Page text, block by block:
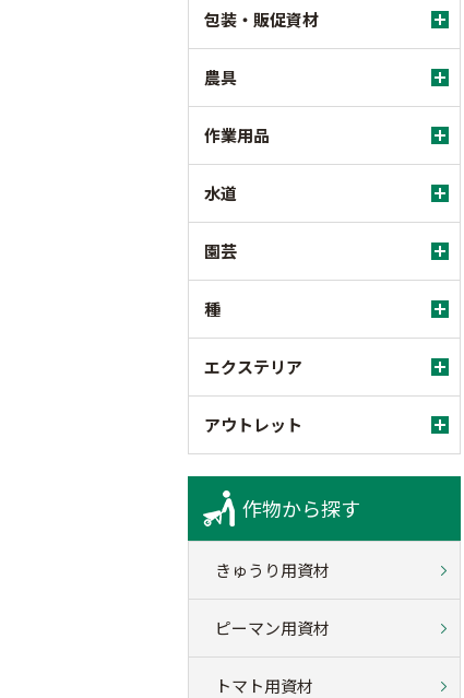
包装・販促資材
農具
作業用品
水道
園芸
種
エクステリア
アウトレット
作物から探す
きゅうり用資材
ピーマン用資材
トマト用資材